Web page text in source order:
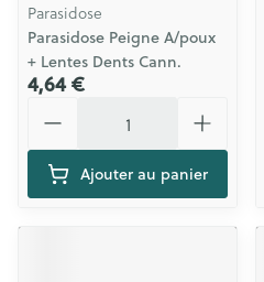
Parasidose
Parasidose Peigne A/poux
+ Lentes Dents Cann.
4,64 €
Ajouter au panier